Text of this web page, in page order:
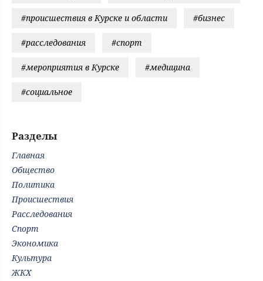
#происшествия в Курске и области #бизнес
#расследования #спорт
#мероприятия в Курске #медицина
#социальное
Разделы
Главная
Общество
Политика
Происшествия
Расследования
Спорт
Экономика
Культура
ЖКХ